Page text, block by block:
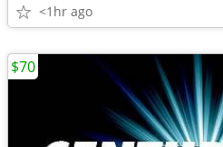
<1hr ago
$70